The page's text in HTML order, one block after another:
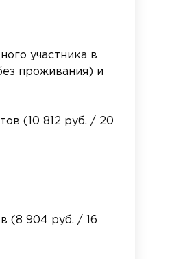
участника в
проживания) и
(10 812 руб. / 20
(8 904 руб. / 16